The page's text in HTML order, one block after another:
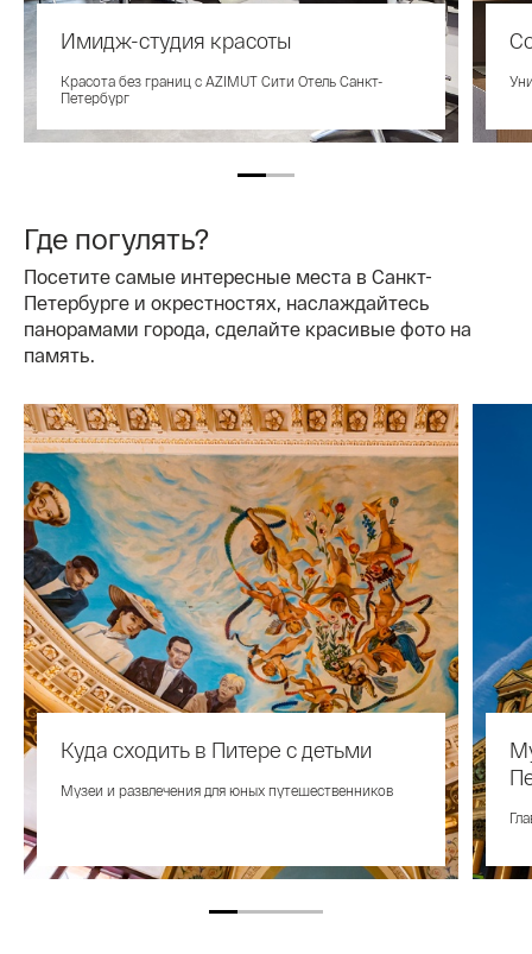
Имидж-студия красоты
Красота без границ с AZIMUT Сити Отель Санкт-
Петербург
Где погулять?
Посетите самые интересные места в Санкт-
Петербурге и окрестностях, наслаждайтесь
панорамами города, сделайте красивые фото на
память.
Куда сходить в Питере с детьми
Музеи и развлечения для юных путешественников